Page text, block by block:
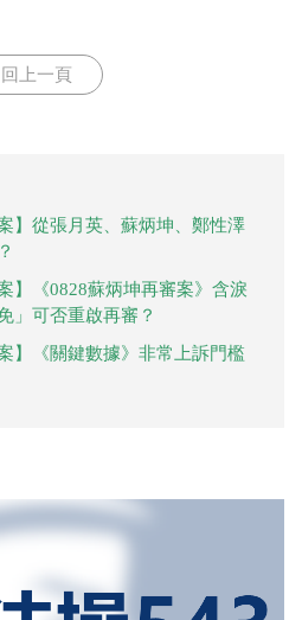
回上一頁
】從張月英、蘇炳坤、鄭性澤
】《0828蘇炳坤再審案》含淚
可否重啟再審？
】《關鍵數據》非常上訴門檻